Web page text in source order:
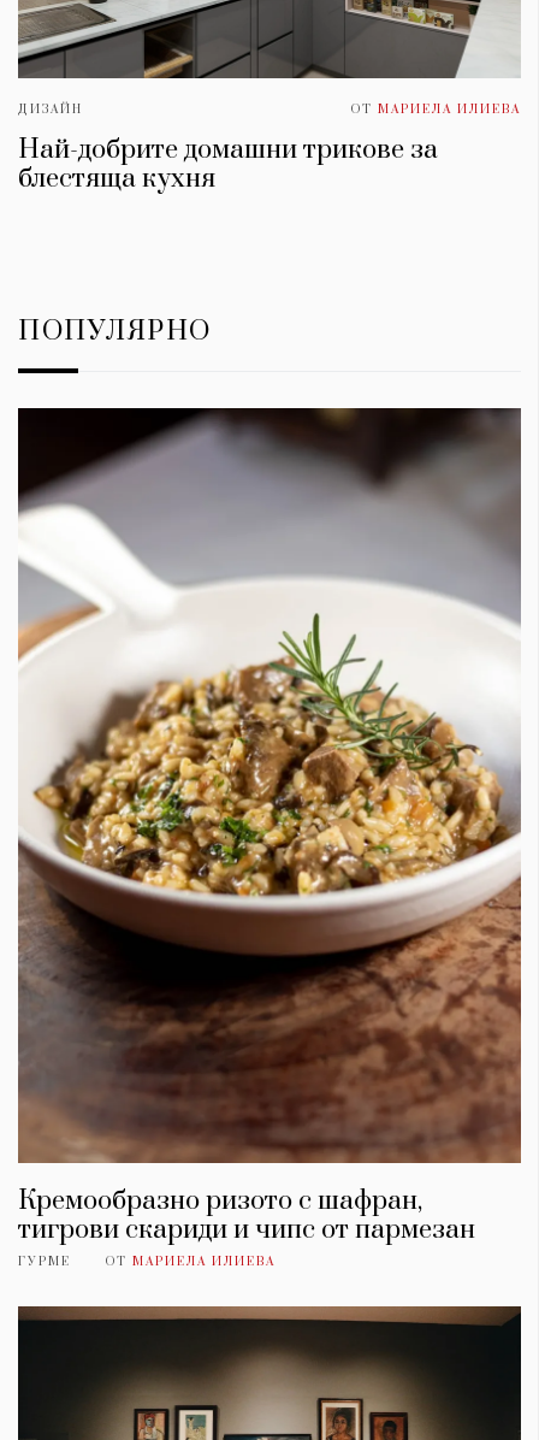
ДИЗАЙН ОТ МАРИЕЛА ИЛИЕВА
Най-добрите домашни трикове за
блестяща кухня
ПОПУЛЯРНО
Кремообразно ризото с шафран,
тигрови скариди и чипс от пармезан
ГУРМЕ ОТ МАРИЕЛА ИЛИЕВА